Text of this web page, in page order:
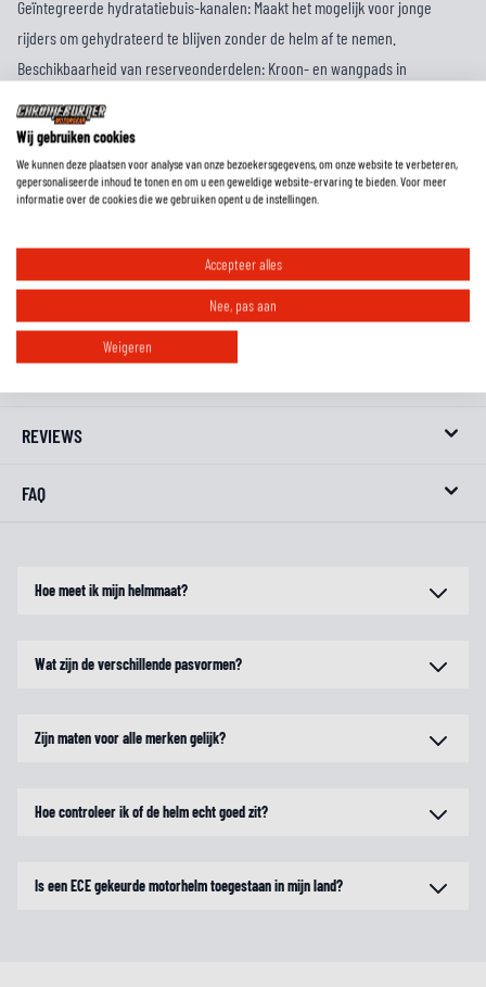
Geïntegreerde hydratatiebuis-kanalen: Maakt het mogelijk voor jonge
rijders om gehydrateerd te blijven zonder de helm af te nemen.
Beschikbaarheid van reserveonderdelen: Kroon- en wangpads in
kind groeit.
Geavanceerde veiligheidsfuncties: Van de low friction coating tot de
meerdere dichtheid binnenvoering, elk aspect is ontworpen met veiligheid
Meer zien? Kijk dan op onzeAlpinestars Helmencategoriepagina.
EXTRA INFORMATIE
REVIEWS
FAQ
Hoe meet ik mijn helmmaat?
Wat zijn de verschillende pasvormen?
Zijn maten voor alle merken gelijk?
Hoe controleer ik of de helm echt goed zit?
Is een ECE gekeurde motorhelm toegestaan in mijn land?
Wij gebruiken cookies
We kunnen deze plaatsen voor analyse van onze bezoekersgegevens, om onze website te verbeteren,
gepersonaliseerde inhoud te tonen en om u een geweldige website-ervaring te bieden. Voor meer
informatie over de cookies die we gebruiken opent u de instellingen.
Accepteer alles
Nee, pas aan
Weigeren